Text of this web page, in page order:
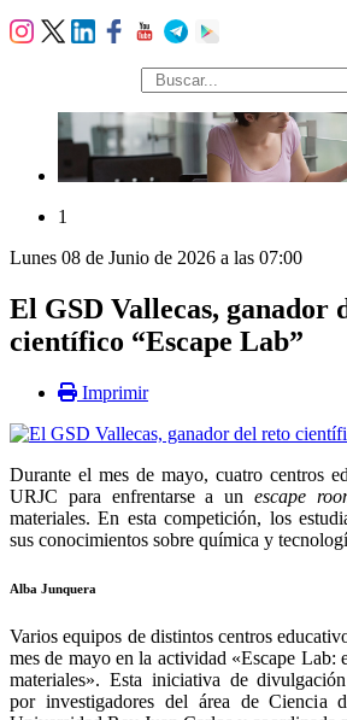
búsqueda
1
Lunes 08 de Junio de 2026 a las 07:00
El GSD Vallecas, ganador
científico “Escape Lab”
Imprimir
Durante el mes de mayo, cuatro centros
URJC para enfrentarse a un escape
materiales. En esta competición, los
sus conocimientos sobre química y
Alba Junquera
Varios equipos de distintos centros
mes de mayo en la actividad «Escape Lab:
materiales». Esta iniciativa de
por investigadores del área de Ciencia